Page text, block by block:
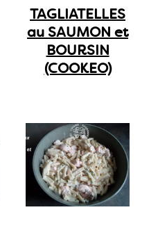
TAGLIATELLES
au SAUMON et
BOURSIN
(COOKEO)